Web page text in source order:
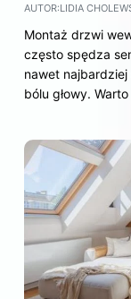
AUTOR:LIDIA
Montaż drzwi
często spędza
nawet
bólu głowy.